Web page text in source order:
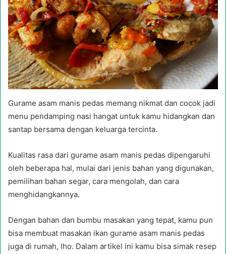
Gurame asam manis pedas memang nikmat dan cocok jadi
menu pendamping nasi hangat untuk kamu hidangkan dan
santap bersama dengan keluarga tercinta.
Kualitas rasa dari gurame asam manis pedas dipengaruhi
oleh beberapa hal, mulai dari jenis bahan yang digunakan,
pemilihan bahan segar, cara mengolah, dan cara
menghidangkannya.
Dengan bahan dan bumbu masakan yang tepat, kamu pun
bisa membuat masakan ikan gurame asam manis pedas
juga di rumah, lho. Dalam artikel ini kamu bisa simak resep